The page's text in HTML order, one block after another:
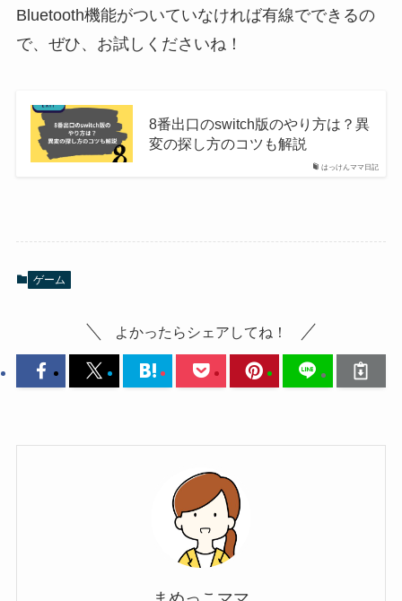
Bluetooth機能がついていなければ有線でできるの
で、ぜひ、お試しくださいね！
はっけんママ日記
8番出口のswitch版のやり方は？異
変の探し方のコツも解説
ゲーム
よかったらシェアしてね！